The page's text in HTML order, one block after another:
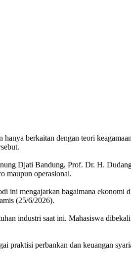
berkaitan dengan teori
Djati Bandung, Prof. Dr. H.
maupun operasional.
ini mengajarkan bagaimana ekonomi
(25/6/2026).
industri saat ini. Mahasiswa
praktisi perbankan dan keuangan